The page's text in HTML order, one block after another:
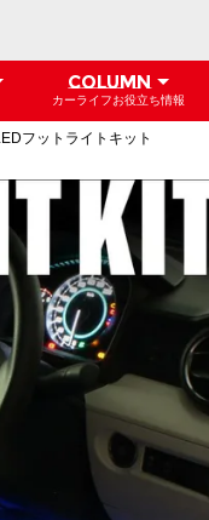
COLUMN
カーライフお役立ち情報
フットライトキット